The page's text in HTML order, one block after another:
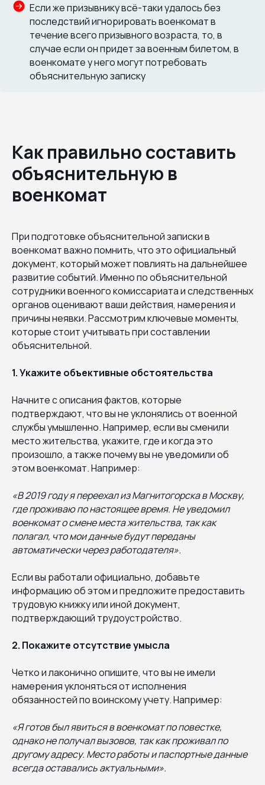
Если же призывнику всё-таки удалось без
последствий игнорировать военкомат в
течение всего призывного возраста, то, в
случае если он придет за военным билетом, в
военкомате у него могут потребовать
объяснительную записку
Как правильно составить
объяснительную в
военкомат
При подготовке объяснительной записки в
военкомат важно помнить, что это официальный
документ, который может повлиять на дальнейшее
развитие событий. Именно по объяснительной
сотрудники военного комиссариата и следственных
органов оценивают ваши действия, намерения и
причины неявки. Рассмотрим ключевые моменты,
которые стоит учитывать при составлении
объяснительной.
1. Укажите объективные обстоятельства
Начните с описания фактов, которые
подтверждают, что вы не уклонялись от военной
службы умышленно. Например, если вы сменили
место жительства, укажите, где и когда это
произошло, а также почему вы не уведомили об
этом военкомат. Например:
«В 2019 году я переехал из Магнитогорска в Москву,
где проживаю по настоящее время. Не уведомил
военкомат о смене места жительства, так как
полагал, что мои данные будут переданы
автоматически через работодателя».
Если вы работали официально, добавьте
информацию об этом и предложите предоставить
трудовую книжку или иной документ,
подтверждающий трудоустройство.
2. Покажите отсутствие умысла
Четко и лаконично опишите, что вы не имели
намерения уклоняться от исполнения
обязанностей по воинскому учету. Например:
«Я готов был явиться в военкомат по повестке,
однако не получал вызовов, так как проживал по
другому адресу. Место работы и паспортные данные
всегда оставались актуальными».